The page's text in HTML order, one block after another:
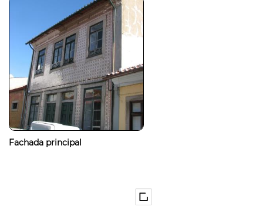
Fachada principal